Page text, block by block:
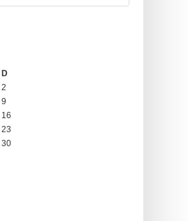
D
2
9
16
23
30